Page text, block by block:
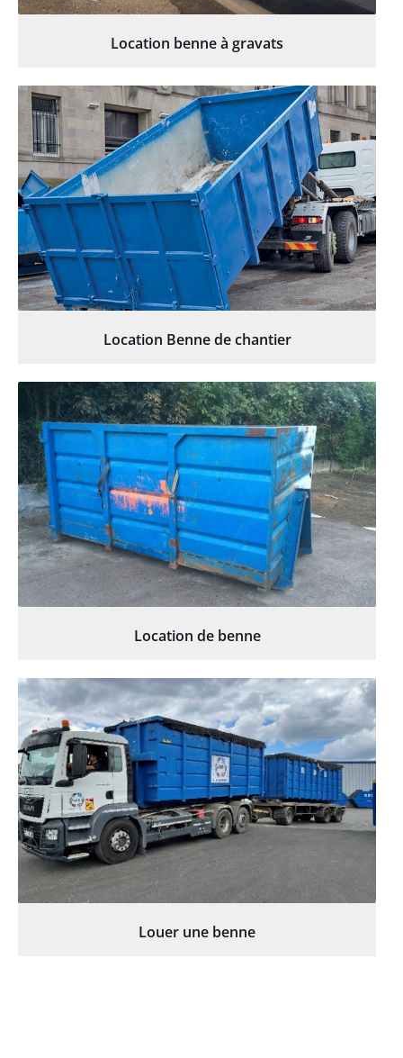
Location benne à gravats
Location Benne de chantier
Location de benne
Louer une benne